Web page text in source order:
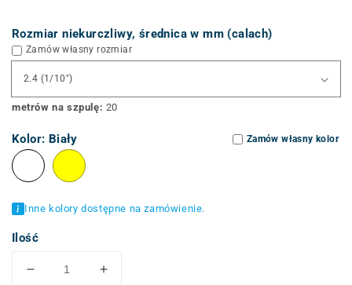
Rozmiar niekurczliwy, średnica w mm (calach)
Zamów własny rozmiar
metrów na szpulę: 20
Kolor: Biały Zamów własny kolor
Inne kolory dostępne na zamówienie.
Ilość
Zmniejsz
Zwiększ